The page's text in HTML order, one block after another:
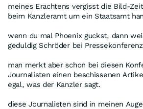
meines Erachtens vergisst die Bild-
beim Kanzleramt um ein Staatsamt
wenn du mal Phoenix guckst, dann
geduldig Schröder bei
man merkt aber schon bei diesen
Journalisten einen beschissenen
egal, was der Kanzler sagt.
diese Journalisten sind in meinen